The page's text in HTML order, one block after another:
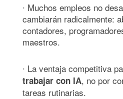
∙ Muchos empleos no
cambiarán radicalmente:
contadores,
maestros.
∙ La ventaja competitiva
trabajar con IA, no por
tareas rutinarias.